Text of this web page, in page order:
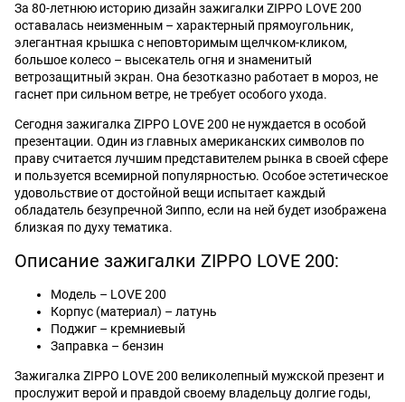
За 80-летнюю историю дизайн зажигалки ZIPPO LOVE 200
оставалась неизменным – характерный прямоугольник,
элегантная крышка с неповторимым щелчком-кликом,
большое колесо – высекатель огня и знаменитый
ветрозащитный экран. Она безотказно работает в мороз, не
гаснет при сильном ветре, не требует особого ухода.
Сегодня зажигалка ZIPPO LOVE 200 не нуждается в особой
презентации. Один из главных американских символов по
праву считается лучшим представителем рынка в своей сфере
и пользуется всемирной популярностью. Особое эстетическое
удовольствие от достойной вещи испытает каждый
обладатель безупречной Зиппо, если на ней будет изображена
близкая по духу тематика.
Описание зажигалки ZIPPO LOVE 200:
Модель – LOVE 200
Корпус (материал) – латунь
Поджиг – кремниевый
Заправка – бензин
Зажигалка ZIPPO LOVE 200 великолепный мужской презент и
прослужит верой и правдой своему владельцу долгие годы,